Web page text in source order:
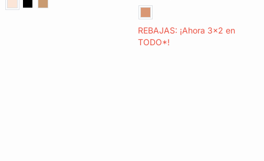
REBAJAS: ¡Ahora 3x2 en
TODO*!